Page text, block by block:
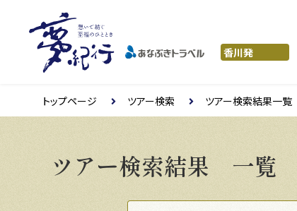
トップページ ツアー検索 ツアー検索結果一覧
ツアー検索結果 一覧